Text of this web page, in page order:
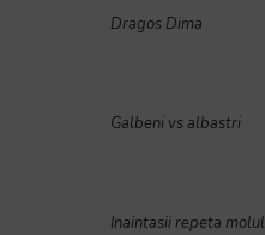
Dragos Dima
Galbeni vs albastri
Inaintasii repeta molul